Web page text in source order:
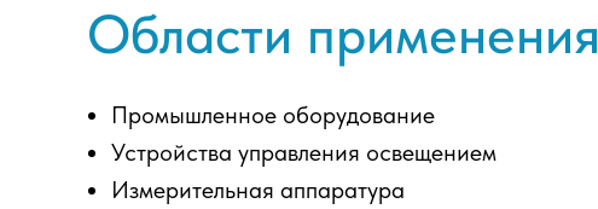
Области применения
Промышленное оборудование
Устройства управления освещением
Измерительная аппаратура